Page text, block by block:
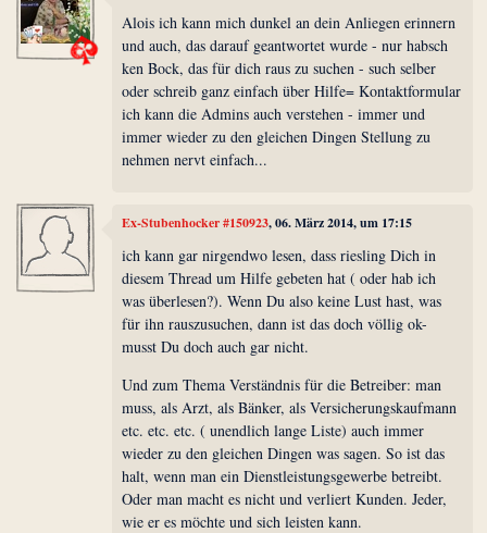
Alois ich kann mich dunkel an dein Anliegen erinnern
und auch, das darauf geantwortet wurde - nur habsch
ken Bock, das für dich raus zu suchen - such selber
oder schreib ganz einfach über Hilfe= Kontaktformular
ich kann die Admins auch verstehen - immer und
immer wieder zu den gleichen Dingen Stellung zu
nehmen nervt einfach...
Ex-Stubenhocker #150923, 06. März 2014, um 17:15
ich kann gar nirgendwo lesen, dass riesling Dich in
diesem Thread um Hilfe gebeten hat ( oder hab ich
was überlesen?). Wenn Du also keine Lust hast, was
für ihn rauszusuchen, dann ist das doch völlig ok-
musst Du doch auch gar nicht.
Und zum Thema Verständnis für die Betreiber: man
muss, als Arzt, als Bänker, als Versicherungskaufmann
etc. etc. etc. ( unendlich lange Liste) auch immer
wieder zu den gleichen Dingen was sagen. So ist das
halt, wenn man ein Dienstleistungsgewerbe betreibt.
Oder man macht es nicht und verliert Kunden. Jeder,
wie er es möchte und sich leisten kann.